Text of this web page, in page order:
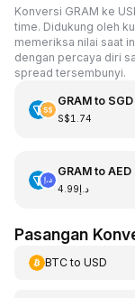
Konversi GRAM ke
time. Didukung oleh
memeriksa nilai saat
dengan percaya diri
spread tersembunyi.
GRAMto SGD
S$1.74
GRAMto AED
د.إ4.99
Pasangan
BTCto USD